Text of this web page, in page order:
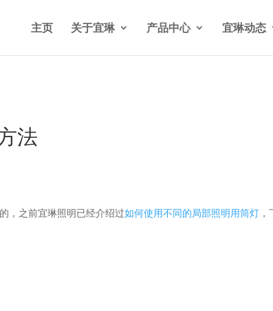
themes/Divi/functions.phpon line5841
主页 关于宜琳 产品中心 宜琳动态
法
，之前宜琳照明已经介绍过如何使用不同的局部照明用筒灯